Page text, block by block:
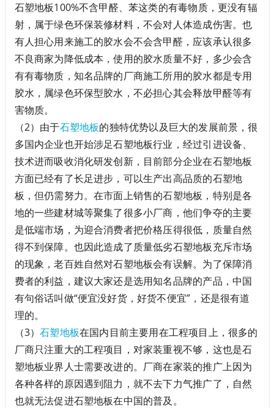
石塑地板100%不含甲醛、苯这类的有毒物质，更没有辐
射，属于绿色环保装修材料，不会对人体造成伤害。也
有人担心用来施工的胶水会不会含甲醛，应该承认很多
不良商家为降低成本，使用的胶水质量不好，多少会含
有有毒物质，知名品牌的厂商施工所用的胶水都是专用
胶水，属绿色环保型胶水，不必担心其会释放甲醛等有
害物质。
（2）由于石塑地板的独特优势以及巨大的发展前景，很
多国内企业也开始涉足石塑地板行业，经过引进设备、
技术进而吸收消化研发创新，目前部分企业在石塑地板
方面已经有了长足进步，可以生产出高品质的石塑地
板，但仍需努力。在市面上销售的石塑地板，特别是各
地的一些建材城等聚集了很多小厂商，他们争夺的主要
是低端市场，为迎合消费者把价格压得很低，质量自然
得不到保障。也因此造成了质量低劣石塑地板充斥市场
的现象，老百姓自然对石塑地板会有误解。为了保障消
费者的利益，建议大家还是选用知名品牌的产品，中国
有句俗话叫做“便宜没好货，好货不便宜”，还是很有道
理的。
（3）石塑地板在国内目前主要用在工程项目上，很多的
厂商只注重大的工程项目，对家装重视不够，这也是石
塑地板业界人士需要改进的。厂商在家装的推广上因为
各种各样的原因遇到阻力，就不去下力气推广了，自然
也就无法促进石塑地板在中国的普及。